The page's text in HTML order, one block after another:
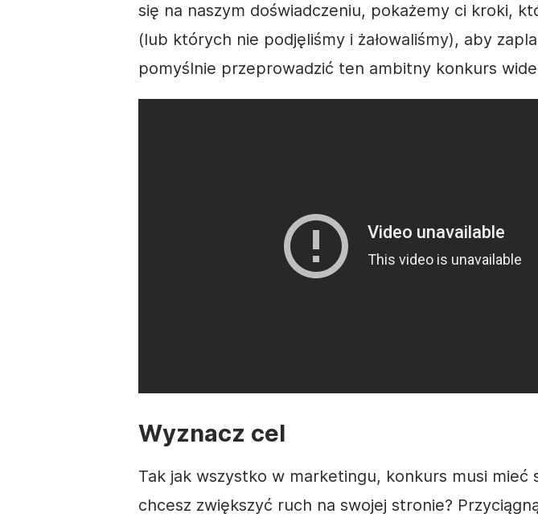
się na naszym doświadczeniu, pokażemy ci kroki,
(lub których nie podjęliśmy i żałowaliśmy), aby
pomyślnie przeprowadzić ten ambitny konkurs
Wyznacz cel
Tak jak wszystko w marketingu, konkurs musi mieć
chcesz zwiększyć ruch na swojej stronie?